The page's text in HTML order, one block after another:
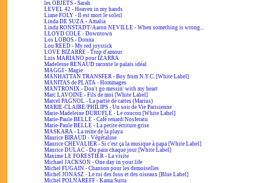
les OBJETS - Sarah
LEVEL 42 - Heaven in my hands
Liane FOLY - Il est mort le soleil
Linda DE SUZA - Amalia
Linda RONSTADT/Aaron NEVILLE - When something is wrong...
LLOYD COLE - Downtown
Los LOBOS - Donna
Lou REED - My red joystick
LOVE BIZARRE - Trop d'amour
Luis MARIANO pour IZARRA
Madeleine RENAUD raconte le palais idéal
MAGGI - Magie
MANHATTAN TRANSFER - Boy from N.Y.C. [White Label]
MANITAS de PLATA - Hommages
MANTRONIX - Don't go messin' with my heart
Marc LAVOINE - Fils de moi [White Label]
Marcel PAGNOL - La partie de cartes (Marius)
MARIE-CLAIRE/PHILIPS - Un soir de Vie Parisienne
Marie-Madeleine DURUFLÉ - Le coucou [White Label]
Marie-Paule BELLE - Café renard/Nosferatu
Marie-Paule BELLE - La petite écriture grise
MASKARA - La reine de la playa
Maurice BIRAUD - Végétaline
Maurice CHEVALIER - Si c'est ça la musique à papa [White Label]
Maurice DULAC - Du pain chaque jour [White Label]
Maxime LE FORESTIER - La visite
Michael JACKSON - One day in your life
Michel FUGAIN - Chanson pour les demoiselles
Michel JONASZ - Le roi des fous et des oiseaux [Blue Label]
Michel POLNAREFF - Kama Sutra